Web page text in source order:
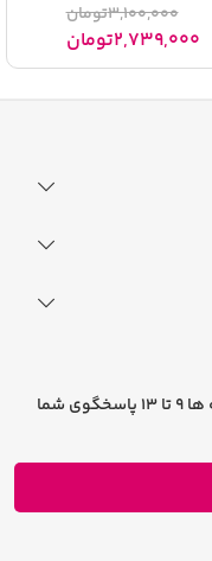
3,100,000تومان
2,739,000تومان
شنبه تا چهارشنبه از 9 تا 17:30 و پنجشنبه ها 9 تا 13 پاسخگوی شما